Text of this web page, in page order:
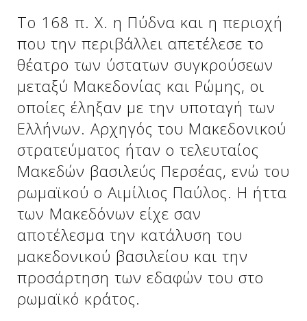
Δείτε μας:
Το 168 π. Χ. η Πύδνα και η περιοχή
που την περιβάλλει απετέλεσε το
θέατρο των ύστατων συγκρούσεων
μεταξύ Μακεδονίας και Ρώμης, οι
οποίες έληξαν με την υποταγή των
Ελλήνων. Αρχηγός του Μακεδονικού
στρατεύματος ήταν ο τελευταίος
Μακεδών βασιλεύς Περσέας, ενώ του
ρωμαϊκού ο Αιμίλιος Παύλος. Η ήττα
των Μακεδόνων είχε σαν
αποτέλεσμα την κατάλυση του
μακεδονικού βασιλείου και την
προσάρτηση των εδαφών του στο
ρωμαϊκό κράτος.